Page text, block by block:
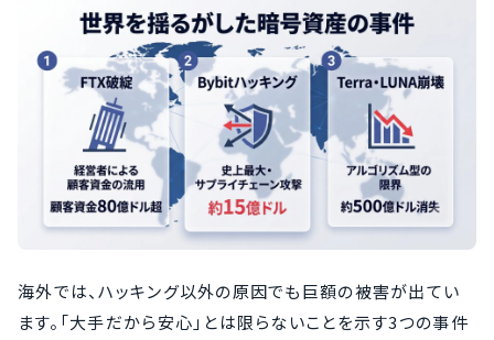
海外では、ハッキング以外の原因でも巨額の被害が出てい
ます。「大手だから安心」とは限らないことを示す3つの事件